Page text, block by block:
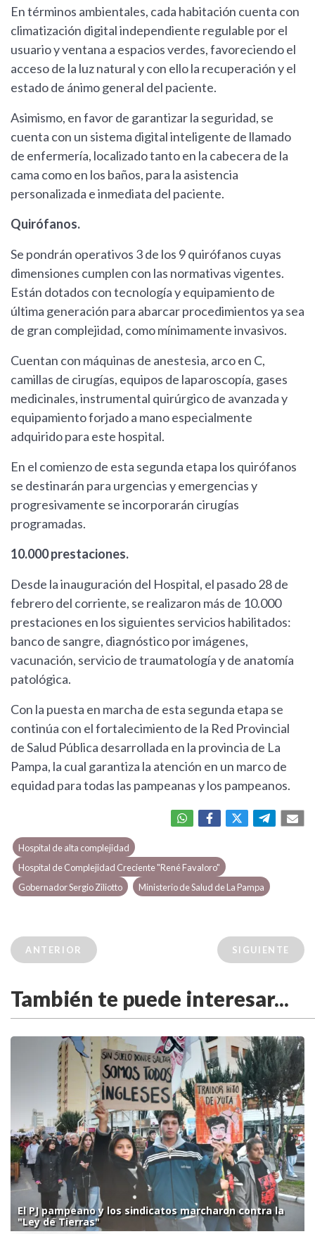
En términos ambientales, cada habitación cuenta con
climatización digital independiente regulable por el
usuario y ventana a espacios verdes, favoreciendo el
acceso de la luz natural y con ello la recuperación y el
estado de ánimo general del paciente.
Asimismo, en favor de garantizar la seguridad, se
cuenta con un sistema digital inteligente de llamado
de enfermería, localizado tanto en la cabecera de la
cama como en los baños, para la asistencia
personalizada e inmediata del paciente.
Quirófanos.
Se pondrán operativos 3 de los 9 quirófanos cuyas
dimensiones cumplen con las normativas vigentes.
Están dotados con tecnología y equipamiento de
última generación para abarcar procedimientos ya sea
de gran complejidad, como mínimamente invasivos.
Cuentan con máquinas de anestesia, arco en C,
camillas de cirugías, equipos de laparoscopía, gases
medicinales, instrumental quirúrgico de avanzada y
equipamiento forjado a mano especialmente
adquirido para este hospital.
En el comienzo de esta segunda etapa los quirófanos
se destinarán para urgencias y emergencias y
progresivamente se incorporarán cirugías
programadas.
10.000 prestaciones.
Desde la inauguración del Hospital, el pasado 28 de
febrero del corriente, se realizaron más de 10.000
prestaciones en los siguientes servicios habilitados:
banco de sangre, diagnóstico por imágenes,
vacunación, servicio de traumatología y de anatomía
patológica.
Con la puesta en marcha de esta segunda etapa se
continúa con el fortalecimiento de la Red Provincial
de Salud Pública desarrollada en la provincia de La
Pampa, la cual garantiza la atención en un marco de
equidad para todas las pampeanas y los pampeanos.
Hospital de alta complejidad
Hospital de Complejidad Creciente "René Favaloro"
Gobernador Sergio Ziliotto
Ministerio de Salud de La Pampa
ANTERIOR SIGUIENTE
También te puede interesar...
El PJ pampeano y los sindicatos marcharon contra la
"Ley de Tierras"